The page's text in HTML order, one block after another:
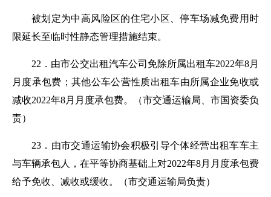
被划定为中高风险区的住宅小区、停车场减免费用时
限延长至临时性静态管理措施结束。
22．由市公交出租汽车公司免除所属出租车2022年8月
月度承包费；其他公车公营性质出租车由所属企业免收或
减收2022年8月月度承包费。
（市交通运输局、市国资委负
责）
23．由市交通运输协会积极引导个体经营出租车车主
与车辆承包人，在平等协商基础上对2022年8月月度承包费
给予免收、减收或缓收。
（市交通运输局负责）